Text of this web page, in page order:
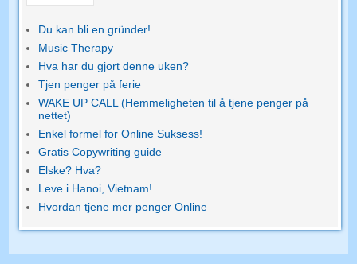
Du kan bli en gründer!
Music Therapy
Hva har du gjort denne uken?
Tjen penger på ferie
WAKE UP CALL (Hemmeligheten til å tjene penger på
nettet)
Enkel formel for Online Suksess!
Gratis Copywriting guide
Elske? Hva?
Leve i Hanoi, Vietnam!
Hvordan tjene mer penger Online